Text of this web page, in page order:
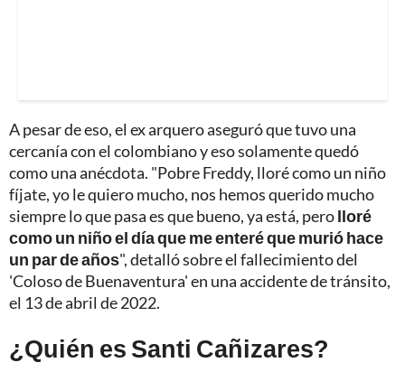
A pesar de eso, el ex arquero aseguró que tuvo una
cercanía con el colombiano y eso solamente quedó
como una anécdota. "Pobre Freddy, lloré como un niño
fíjate, yo le quiero mucho, nos hemos querido mucho
siempre lo que pasa es que bueno, ya está, perolloré
como un niño el día que me enteré que murió hace
un par de años", detalló sobre el fallecimiento del
'Coloso de Buenaventura' en una accidente de tránsito,
el 13 de abril de 2022.
¿Quién es Santi Cañizares?